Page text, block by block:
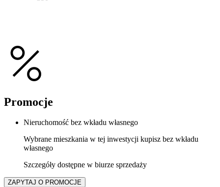
Promocje
Nieruchomość bez wkładu własnego
Wybrane mieszkania w tej inwestycji kupisz bez wkładu
własnego
Szczegóły dostępne w biurze sprzedaży
ZAPYTAJ O PROMOCJE